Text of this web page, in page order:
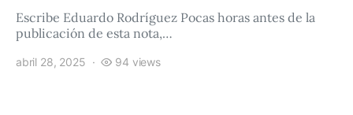
Escribe Eduardo Rodríguez Pocas horas antes de la
publicación de esta nota,…
abril 28, 2025 94 views